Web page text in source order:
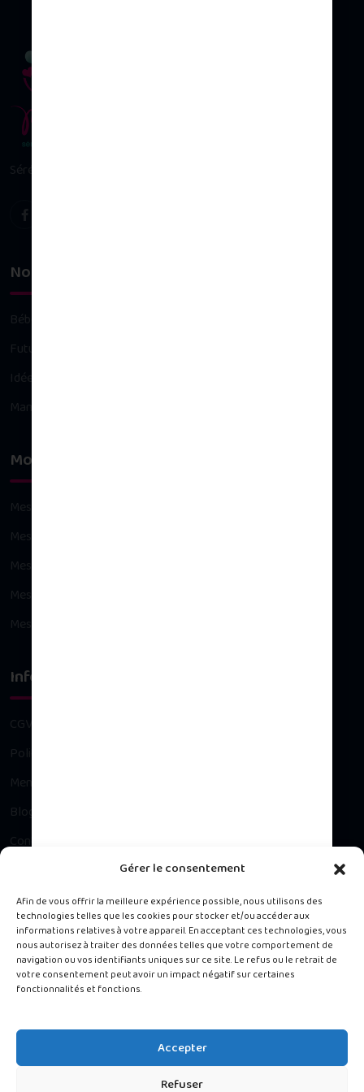
Gérer le consentement
Afin de vous offrir la meilleure expérience possible, nous utilisons des
technologies telles que les cookies pour stocker et/ou accéder aux
informations relatives à votre appareil. En acceptant ces technologies, vous
nous autorisez à traiter des données telles que votre comportement de
navigation ou vos identifiants uniques sur ce site. Le refus ou le retrait de
votre consentement peut avoir un impact négatif sur certaines
fonctionnalités et fonctions.
Accepter
Refuser
Sérénité & plaisir d’allaiter
Nos univers
Bébé
Future maman
Idées cadeaux
Maman
Mon compte
Mes commandes
Mes avoirs
Mes adresses
Mes informations personnelles
Mes bons de réduction
Infos légales
CGV
Politique de confidentialité
Mentions légales
Blog
Contact
Besoin d’un conseil ?
Contacter notre Service Client du lundi au vendredi, 9h à 16h.
488 rue de la Chapelle, Jarry 97122 Baie-Mahault
melissa@materneal.fr